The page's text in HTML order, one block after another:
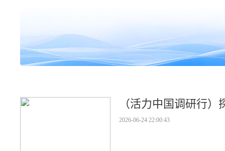
（活力中国调研行
2026-06-24 22:00:43